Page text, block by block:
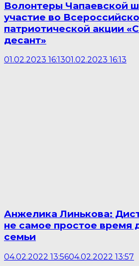
Волонтеры Чапаевской
участие во
патриотической акции
десант»
01.02.2023 16:1301.02.2023 16:13
Анжелика Линькова:
не самое простое время
семьи
04.02.2022 13:5604.02.2022 13:57